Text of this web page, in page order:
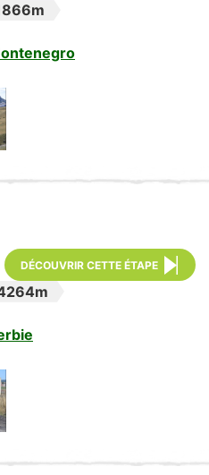
DÉCOUVRIR CETTE ÉTAPE